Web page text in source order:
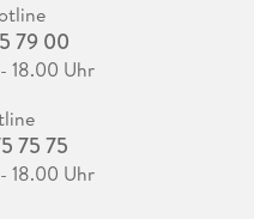
79 00
18.00 Uhr
75 75
18.00 Uhr